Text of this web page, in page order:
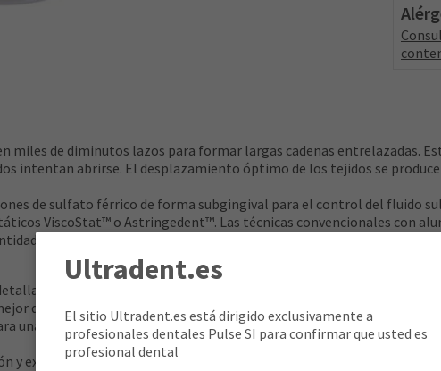
miles de diminutos lazos para formar largas cadenas entrelazadas.
intentan abrirse. El desplazamiento óptimo de los tejidos se
de sulfato férrico de forma subgingival para el control del fluido
ViscoStat™ o Astringedent™. Las técnicas convencionales con
significativamente mayores de solución hemostática que los
para unas impresiones de calidad
que el hilo retorcido o trenzado
una retracción óptima
y extracción
Ultradent.es
El sitio Ultradent.es está dirigido exclusivamente a
profesionales dentales Pulse SI para confirmar que usted es
profesional dental